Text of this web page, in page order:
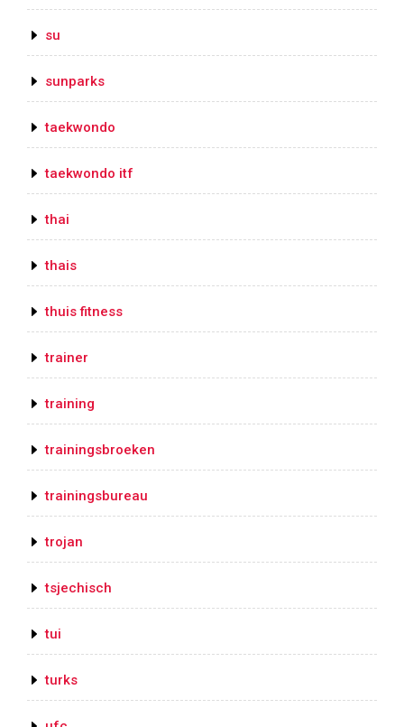
su
sunparks
taekwondo
taekwondo itf
thai
thais
thuis fitness
trainer
training
trainingsbroeken
trainingsbureau
trojan
tsjechisch
tui
turks